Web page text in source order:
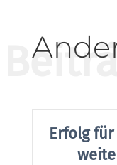
Erfolg für